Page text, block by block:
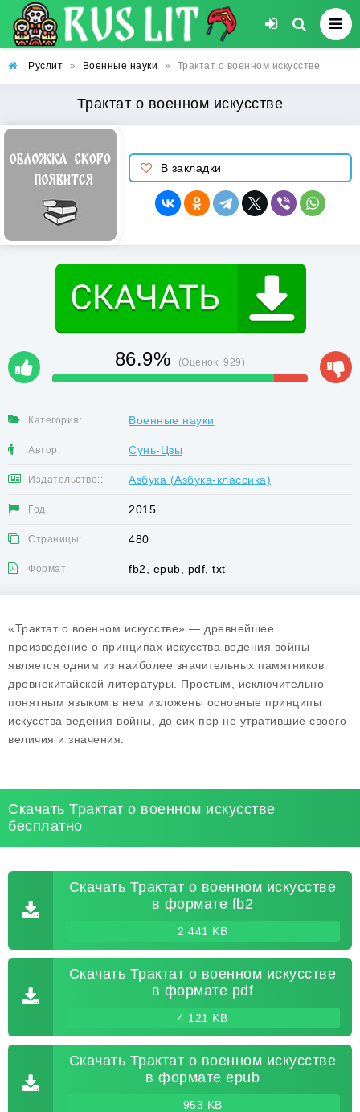
Руслит » Военные науки » Трактат о военном искусстве
Трактат о военном искусстве
В закладки
86.9% (Оценок:929)
Категория: Военные науки
Автор: Сунь-Цзы
Издательство:: Азбука (Азбука-классика)
Год: 2015
Страницы: 480
Формат: fb2, epub, pdf, txt
«Трактат о военном искусстве» — древнейшее
произведение о принципах искусства ведения войны —
является одним из наиболее значительных памятников
древнекитайской литературы. Простым, исключительно
понятным языком в нем изложены основные принципы
искусства ведения войны, до сих пор не утратившие своего
величия и значения.
Скачать Трактат о военном искусстве
бесплатно
Скачать Трактат о военном искусстве
в формате fb2
2 441 KB
Скачать Трактат о военном искусстве
в формате pdf
4 121 KB
Скачать Трактат о военном искусстве
в формате epub
953 KB